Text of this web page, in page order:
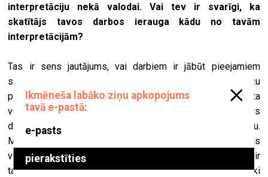
interpretāciju nekā valodai. Vai tev ir svarīgi, ka
skatītājs tavos darbos ierauga kādu no tavām
interpretācijām?
Tas ir sens jautājums, vai darbiem ir jābūt pieejamiem
skatītājam. Mākslas vide ir ļoti noslēgta, hermētiska. Izstāžu
pavadošajos tekstos informācija bieži vien ir pasniegta
vispārinātā un izplūdušā veidā, bet lai vismaz būtu skaidrs
domu virziens. Tas pilda drīzāk tādu izglītojošu funkciju.
Mākslā šobrīd ir diezgan liela krīze, jo daudz kas ir ticis
vispārināts un tukšots, dogmas relativizētas. Problēma ir
tajā, ka māksla mūsdienās bieži vien ir ilustratīva, estētiski